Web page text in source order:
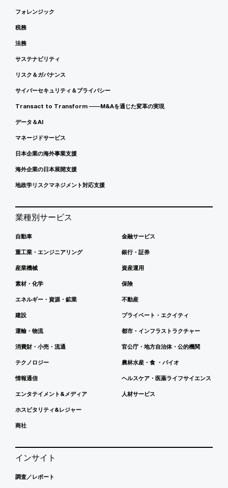
フォレンジック
税務
法務
サステナビリティ
リスク＆ガバナンス
サイバーセキュリティ＆プライバシー
Transact to Transform ――M&Aを通じた変革の実現
データ＆AI
マネージドサービス
日本企業の海外事業支援
海外企業の日本展開支援
地政学リスクマネジメント対応支援
業種別サービス
自動車
重工業・エンジニアリング
産業機械
素材・化学
エネルギー・資源・鉱業
建設
運輸・物流
消費財・小売・流通
テクノロジー
情報通信
エンタテイメント&メディア
ホスピタリティ&レジャー
商社
金融サービス
銀行・証券
資産運用
保険
不動産
プライベート・エクイティ
都市・インフラストラクチャー
官公庁・地方自治体・公的機関
農林水産・食 ・バイオ
ヘルスケア・医薬ライフサイエンス
人材サービス
インサイト
調査／レポート